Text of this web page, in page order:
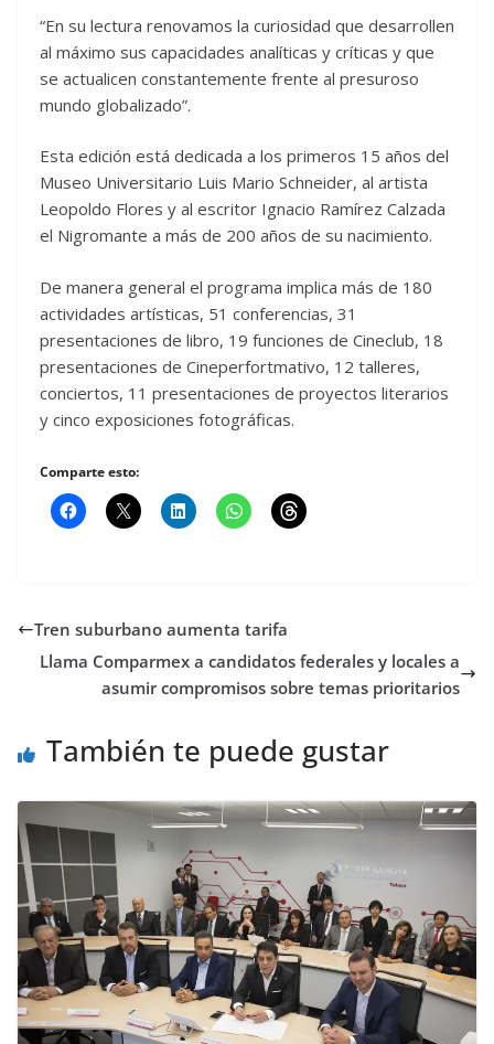
“En su lectura renovamos la curiosidad que desarrollen
al máximo sus capacidades analíticas y críticas y que
se actualicen constantemente frente al presuroso
mundo globalizado”.
Esta edición está dedicada a los primeros 15 años del
Museo Universitario Luis Mario Schneider, al artista
Leopoldo Flores y al escritor Ignacio Ramírez Calzada
el Nigromante a más de 200 años de su nacimiento.
De manera general el programa implica más de 180
actividades artísticas, 51 conferencias, 31
presentaciones de libro, 19 funciones de Cineclub, 18
presentaciones de Cineperfortmativo, 12 talleres,
conciertos, 11 presentaciones de proyectos literarios
y cinco exposiciones fotográficas.
Comparte esto:
Tren suburbano aumenta tarifa
Llama Comparmex a candidatos federales y locales a
asumir compromisos sobre temas prioritarios
También te puede gustar